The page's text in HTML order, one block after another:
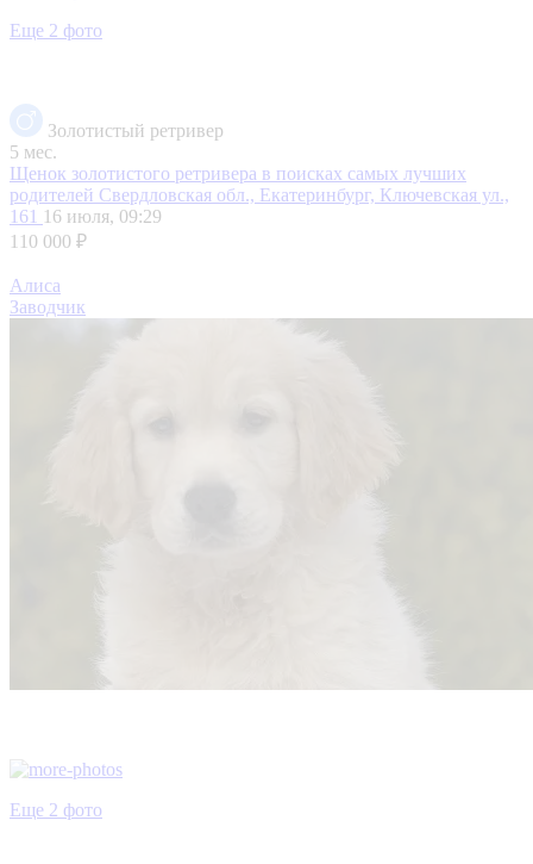
Еще 2 фото
Золотистый ретривер
5 мес.
Щенок золотистого ретривера в поисках самых лучших
родителей Свердловская обл., Екатеринбург, Ключевская ул.,
161 16 июля, 09:29
110 000 ₽
Алиса
Заводчик
Еще 2 фото